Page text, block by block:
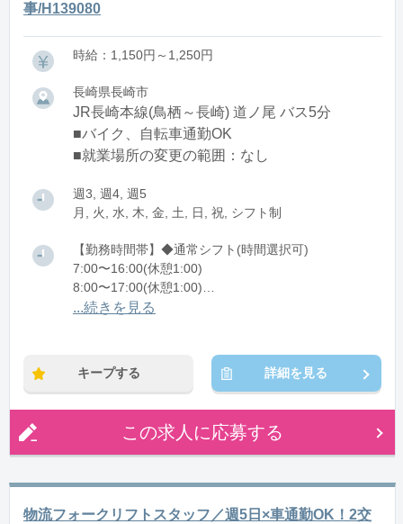
事/H139080
時給：1,150円～1,250円
長崎県長崎市
JR長崎本線(鳥栖～長崎) 道ノ尾 バス5分
■バイク、自転車通勤OK
■就業場所の変更の範囲：なし
週3, 週4, 週5
月, 火, 水, 木, 金, 土, 日, 祝, シフト制
【勤務時間帯】◆通常シフト(時間選択可)
7:00〜16:00(休憩1:00)
8:00〜17:00(休憩1:00)
12:00〜21:00(休憩1:00)
...続きを見る
キープする 詳細を見る
この求人に応募する
物流フォークリフトスタッフ／週5日×車通勤OK！2交